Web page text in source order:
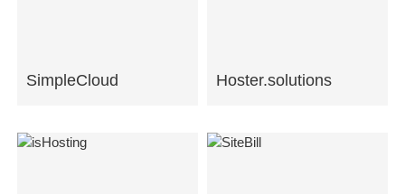
SimpleCloud Hoster.solutions